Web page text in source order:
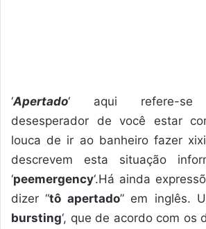
‘Apertado‘ aqui refere-se
desesperador de você estar
louca de ir ao banheiro fazer
descrevem esta situação
‘peemergency‘.Há ainda
dizer “tô apertado” em inglês.
bursting‘, que de acordo com os